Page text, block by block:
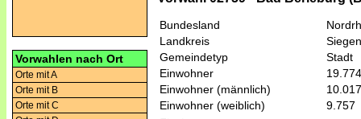
Vorwahlen nach Ort
Orte mit A
Orte mit B
Orte mit C
Bundesland
Landkreis
Gemeindetyp
Stadt
Einwohner
19.774
Einwohner (männlich)
10.017
Einwohner (weiblich)
9.757